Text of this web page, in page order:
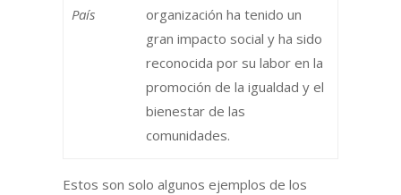
País
organización ha tenido un
gran impacto social y ha sido
reconocida por su labor en la
promoción de la igualdad y el
bienestar de las
comunidades.
Estos son solo algunos ejemplos de los